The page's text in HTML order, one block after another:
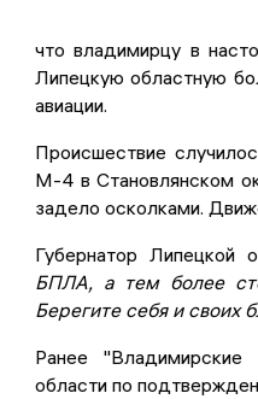
что владимирцу в
Липецкую областную
авиации.
Происшествие
М-4 в Становлянском
задело осколками.
Губернатор Липецкой
БПЛА, а тем более
Берегите себя и своих
Ранее "Владимирские
области по